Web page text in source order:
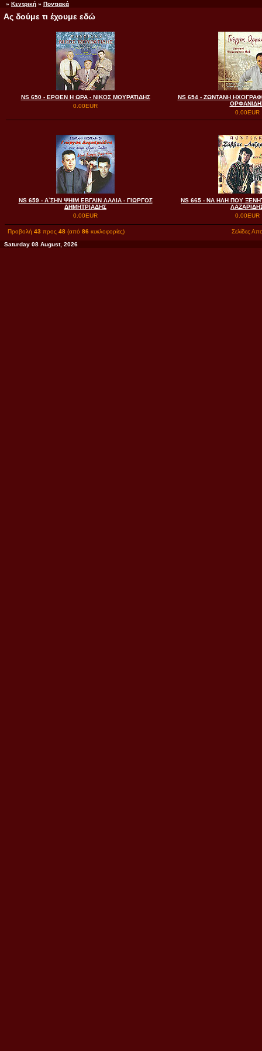
» Κεντρική » Ποντιακά
Ας δούμε τι έχουμε εδώ
NS 650 - ΕΡΘΕΝ Η ΩΡΑ - ΝΙΚΟΣ ΜΟΥΡΑΤΙΔΗΣ
0.00EUR
NS 654 - ΖΩΝΤΑΝΗ
0.00EUR
NS 659 - Α`ΣΗΝ ΨΗΙΜ ΕΒΓΑΙΝ ΛΑΛΙΑ - ΓΙΩΡΓΟΣ
ΔΗΜΗΤΡΙΑΔΗΣ
0.00EUR
NS 665 - ΝΑ ΗΛΗ ΠΟΥ
0.00EUR
Προβολή 43 προς 48 (από 86 κυκλοφορίες)
Σελίδες
Saturday 08 August, 2026